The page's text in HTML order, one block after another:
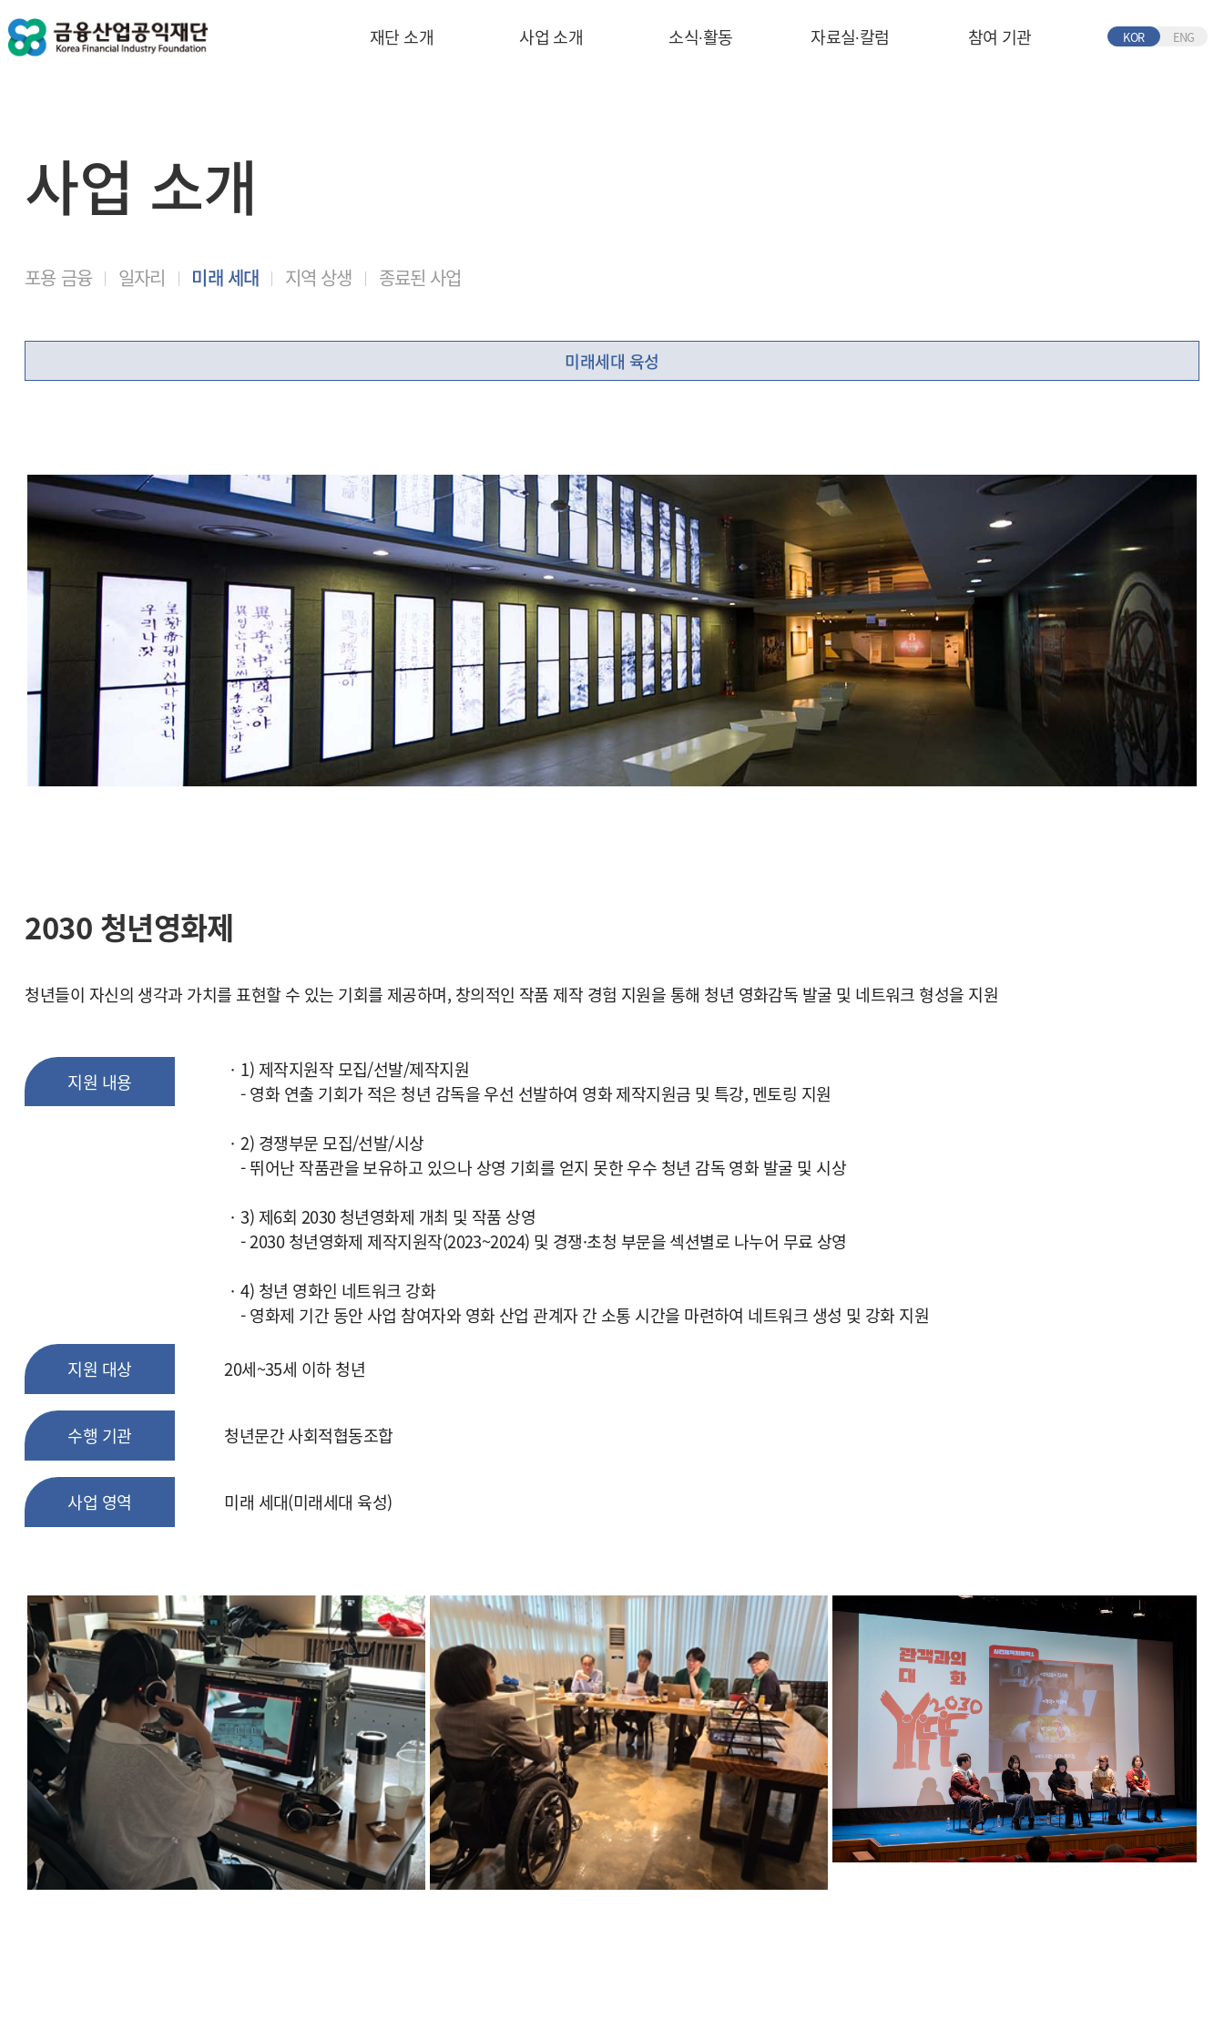
재단 소개 사업 소개 소식∙활동 자료실∙칼럼 참여 기관 KOR ENG
사업 소개
포용 금융 일자리 미래 세대 지역 상생 종료된 사업
미래세대 육성
2030 청년영화제
청년들이 자신의 생각과 가치를 표현할 수 있는 기회를 제공하며, 창의적인 작품 제작 경험 지원을 통해 청년 영화감독 발굴 및 네트워크 형성을 지원
지원 내용
1) 제작지원작 모집/선발/제작지원
- 영화 연출 기회가 적은 청년 감독을 우선 선발하여 영화 제작지원금 및 특강, 멘토링 지원
2) 경쟁부문 모집/선발/시상
- 뛰어난 작품관을 보유하고 있으나 상영 기회를 얻지 못한 우수 청년 감독 영화 발굴 및 시상
3) 제6회 2030 청년영화제 개최 및 작품 상영
- 2030 청년영화제 제작지원작(2023~2024) 및 경쟁·초청 부문을 섹션별로 나누어 무료 상영
4) 청년 영화인 네트워크 강화
- 영화제 기간 동안 사업 참여자와 영화 산업 관계자 간 소통 시간을 마련하여 네트워크 생성 및 강화 지원
지원 대상 20세~35세 이하 청년
수행 기관 청년문간 사회적협동조합
사업 영역 미래 세대(미래세대 육성)